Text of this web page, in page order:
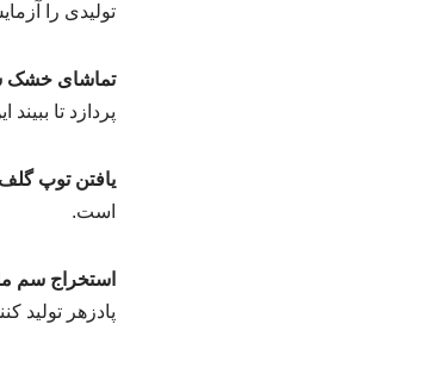
تولیدی را
تماشای خشک
پردازد تا
یافتن توپ گلف
است.
استخراج سم
پادزهر تولید